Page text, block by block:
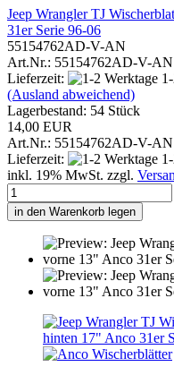
Jeep Wrangler TJ
31er Serie 96-06
55154762AD-V-AN
Art.Nr.: 55154762AD-V-AN
Lieferzeit:
(Ausland abweichend)
Lagerbestand: 54 Stück
14,00 EUR
Art.Nr.: 55154762AD-V-AN
Lieferzeit:
inkl. 19% MwSt. zzgl.
in den Warenkorb legen